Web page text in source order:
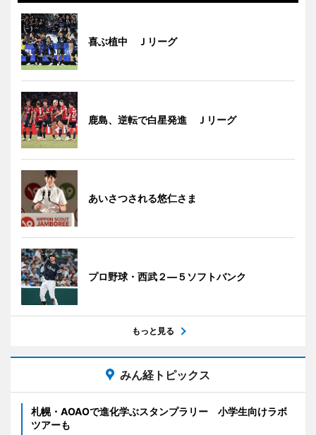
喜ぶ植中 Ｊリーグ
鹿島、逆転で白星発進 Ｊリーグ
あいさつされる悠仁さま
プロ野球・西武２―５ソフトバンク
もっと見る
みん経トピックス
札幌・AOAOで進化学ぶスタンプラリー 小学生向けラボ
ツアーも